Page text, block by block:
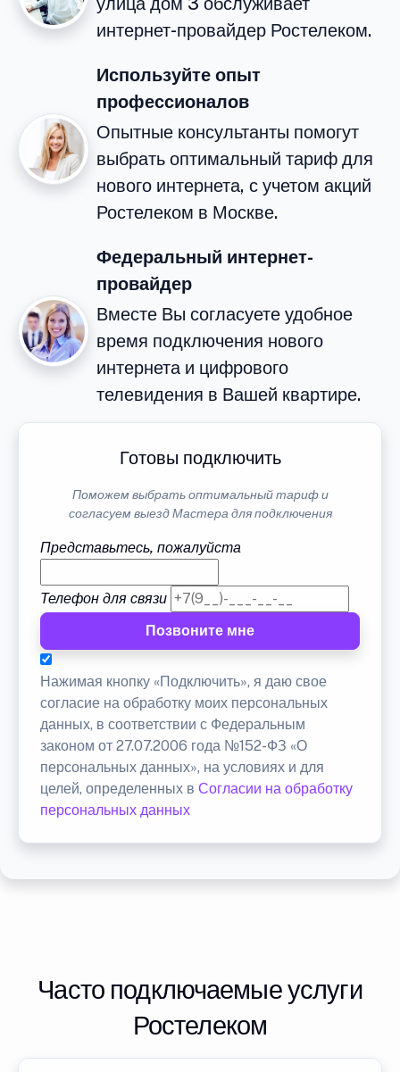
интернет-провайдер Ростелеком.
Используйте опыт
профессионалов
Опытные консультанты помогут
выбрать оптимальный тариф для
нового интернета, с учетом акций
Ростелеком в Москве.
Федеральный интернет-
провайдер
Вместе Вы согласуете удобное
время подключения нового
интернета и цифрового
телевидения в Вашей квартире.
Готовы подключить
Поможем выбрать оптимальный тариф и
согласуем выезд Мастера для подключения
Представьтесь, пожалуйста
Телефон для связи
Позвоните мне
Нажимая кнопку «Подключить», я даю свое
согласие на обработку моих персональных
данных, в соответствии с Федеральным
законом от 27.07.2006 года №152-ФЗ «О
персональных данных», на условиях и для
целей, определенных в Согласии на обработку
персональных данных
Часто подключаемые услуги
Ростелеком